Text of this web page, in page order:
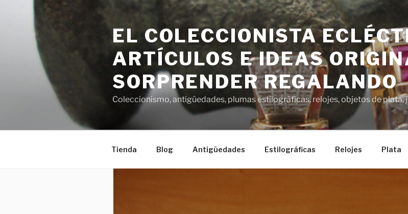
contenido
EL COLECCIONISTA
ARTÍCULOS E IDEAS
SORPRENDER REGALANDO
Coleccionismo, antigüedades, plumas estilográficas, relojes, objetos de
Tienda Blog Antigüedades Estilográficas Relojes Plata